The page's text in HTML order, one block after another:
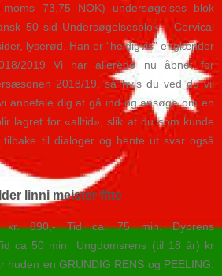
73,75 NOK) undersøgelses blok
50 sid Undersøgelsesblok – Cervical
lyserød. Han er “heldigvis” englænder
2019 Vi har allerede nu åbnet for
2018/19, så hvis du ved du vil
anbefale dig at gå ind og ansøge om en
lagret for «alltid», slik at du som kunde
til dialoger og hente ut svar også
linni meister fitte
kr. 890,- Tid ca. 75 min. Dyprens
ca 50 min ​ Ungdomsrens (til 18 år) kr
en GRUNDIG RENS og PEELING.